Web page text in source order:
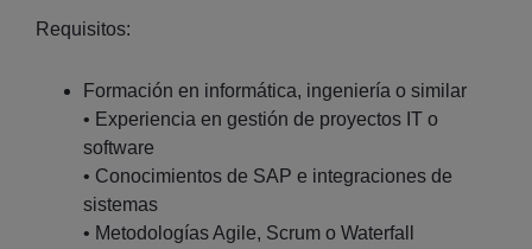
Requisitos:
Formación en informática, ingeniería o similar
• Experiencia en gestión de proyectos IT o
software
• Conocimientos de SAP e integraciones de
sistemas
• Metodologías Agile, Scrum o Waterfall